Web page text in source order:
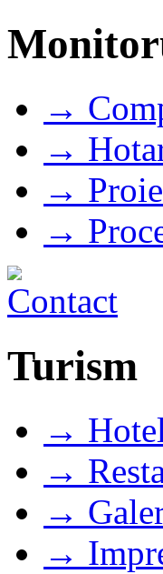
→
→
→
→
Turism
→
→
→
→